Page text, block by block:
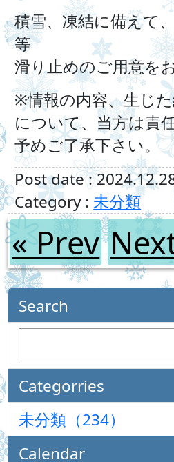
積雪、凍結に備えて
等
滑り止めのご用意を
※情報の内容、生じ
について、当方は責
予めご了承下さい。
Post date :
Category :未分類
« Prev
Search
Categorries
未分類（234）
Calendar